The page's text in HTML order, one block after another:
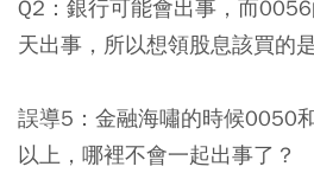
Q2：銀行可能會出事，而
天出事，所以想領股息該買的
誤導5：金融海嘯的時候0050
以上，哪裡不會一起出事了？